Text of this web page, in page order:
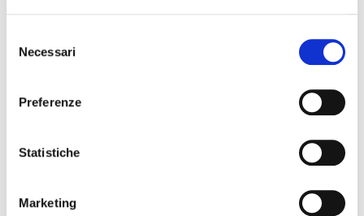
delNecessari
Preferenze
Statistiche
Marketing
46,40 €